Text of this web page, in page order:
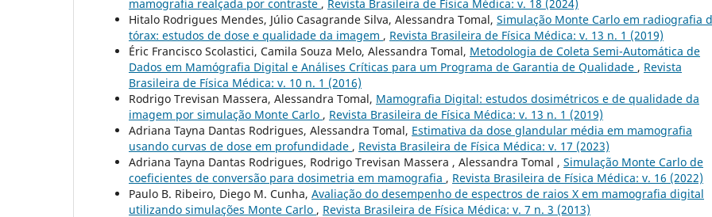
mamografia realçada por contraste , Revista Brasileira de Física Médica: v. 18 (2024)
Hitalo Rodrigues Mendes, Júlio Casagrande Silva, Alessandra Tomal, Simulação Monte Carlo em radiografia
tórax: estudos de dose e qualidade da imagem , Revista Brasileira de Física Médica: v. 13 n. 1 (2019)
Éric Francisco Scolastici, Camila Souza Melo, Alessandra Tomal, Metodologia de Coleta Semi-Automática de
Dados em Mamógrafia Digital e Análises Críticas para um Programa de Garantia de Qualidade , Revista
Brasileira de Física Médica: v. 10 n. 1 (2016)
Rodrigo Trevisan Massera, Alessandra Tomal, Mamografia Digital: estudos dosimétricos e de qualidade da
imagem por simulação Monte Carlo , Revista Brasileira de Física Médica: v. 13 n. 1 (2019)
Adriana Tayna Dantas Rodrigues, Alessandra Tomal, Estimativa da dose glandular média em mamografia
usando curvas de dose em profundidade , Revista Brasileira de Física Médica: v. 17 (2023)
Adriana Tayna Dantas Rodrigues, Rodrigo Trevisan Massera , Alessandra Tomal , Simulação Monte Carlo de
coeficientes de conversão para dosimetria em mamografia , Revista Brasileira de Física Médica: v. 16 (2022)
Paulo B. Ribeiro, Diego M. Cunha, Avaliação do desempenho de espectros de raios X em mamografia digital
utilizando simulações Monte Carlo , Revista Brasileira de Física Médica: v. 7 n. 3 (2013)